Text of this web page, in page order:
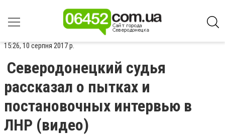
15:26, 10 серпня 2017 р.
Северодонецкий судья
рассказал о пытках и
постановочных интервью в
ЛНР (видео)